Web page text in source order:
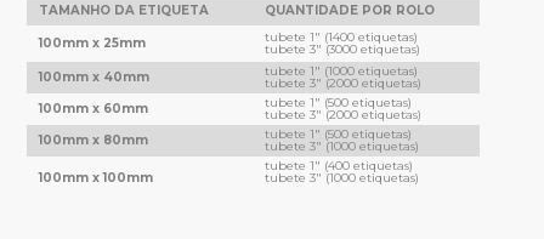
TAMANHO DA ETIQUETA QUANTIDADE POR ROLO
100mm x 25mm tubete 1" (1400 etiquetas)
tubete 3" (3000 etiquetas)
100mm x 40mm
tubete 1" (1000 etiquetas)
tubete 3" (2000 etiquetas)
100mm x 60mm
tubete 1" (500 etiquetas)
tubete 3" (2000 etiquetas)
100mm x 80mm
tubete 1" (500 etiquetas)
tubete 3" (1000 etiquetas)
100mm x 100mm
tubete 1" (400 etiquetas)
tubete 3" (1000 etiquetas)